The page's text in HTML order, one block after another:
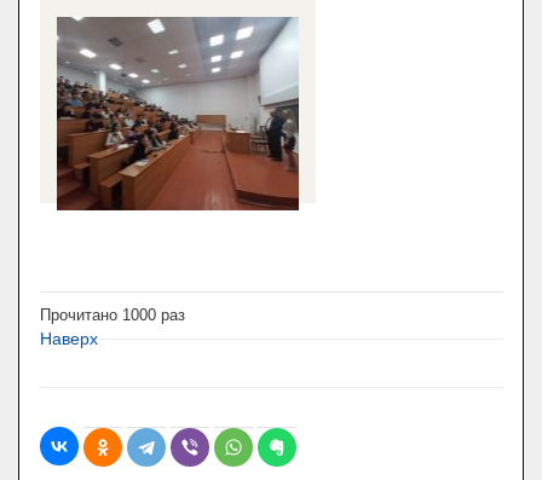
Прочитано 1000 раз
Наверх